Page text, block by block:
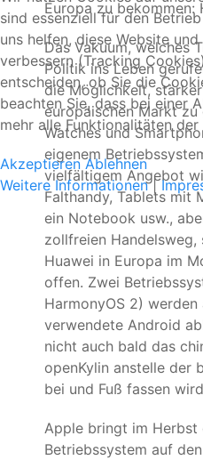
Europa zu bekommen:
Das Vakuum, welches
Politik ins Leben
die Möglichkeit,
europäischen Markt zu
Watches und
eigenem
vielfältigem Angebot
Falthandy, Tablets mit
ein Notebook usw.,
zollfreien Handelsweg,
Huawei in Europa im
offen. Zwei
HarmonyOS 2)
verwendete Android
nicht auch bald das
openKylin anstelle der
bei und Fuß fassen
Apple bringt im Herbst
Betriebssystem auf
sind essenziell für den
uns helfen, diese Website
verbessern (Tracking
entscheiden, ob Sie die
beachten Sie, dass bei einer
mehr alle Funktionalitäten
Akzeptieren Ablehnen
Weitere Informationen|